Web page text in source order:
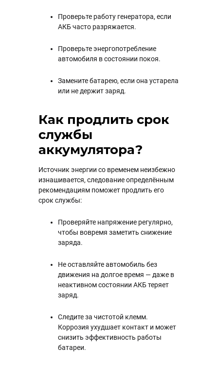
Проверьте работу генератора, если
АКБ часто разряжается.
Проверьте энергопотребление
автомобиля в состоянии покоя.
Замените батарею, если она устарела
или не держит заряд.
Как продлить срок
службы
аккумулятора?
Источник энергии со временем неизбежно
изнашивается, следование определённым
рекомендациям поможет продлить его
срок службы:
Проверяйте напряжение регулярно,
чтобы вовремя заметить снижение
заряда.
Не оставляйте автомобиль без
движения на долгое время — даже в
неактивном состоянии АКБ теряет
заряд.
Следите за чистотой клемм.
Коррозия ухудшает контакт и может
снизить эффективность работы
батареи.